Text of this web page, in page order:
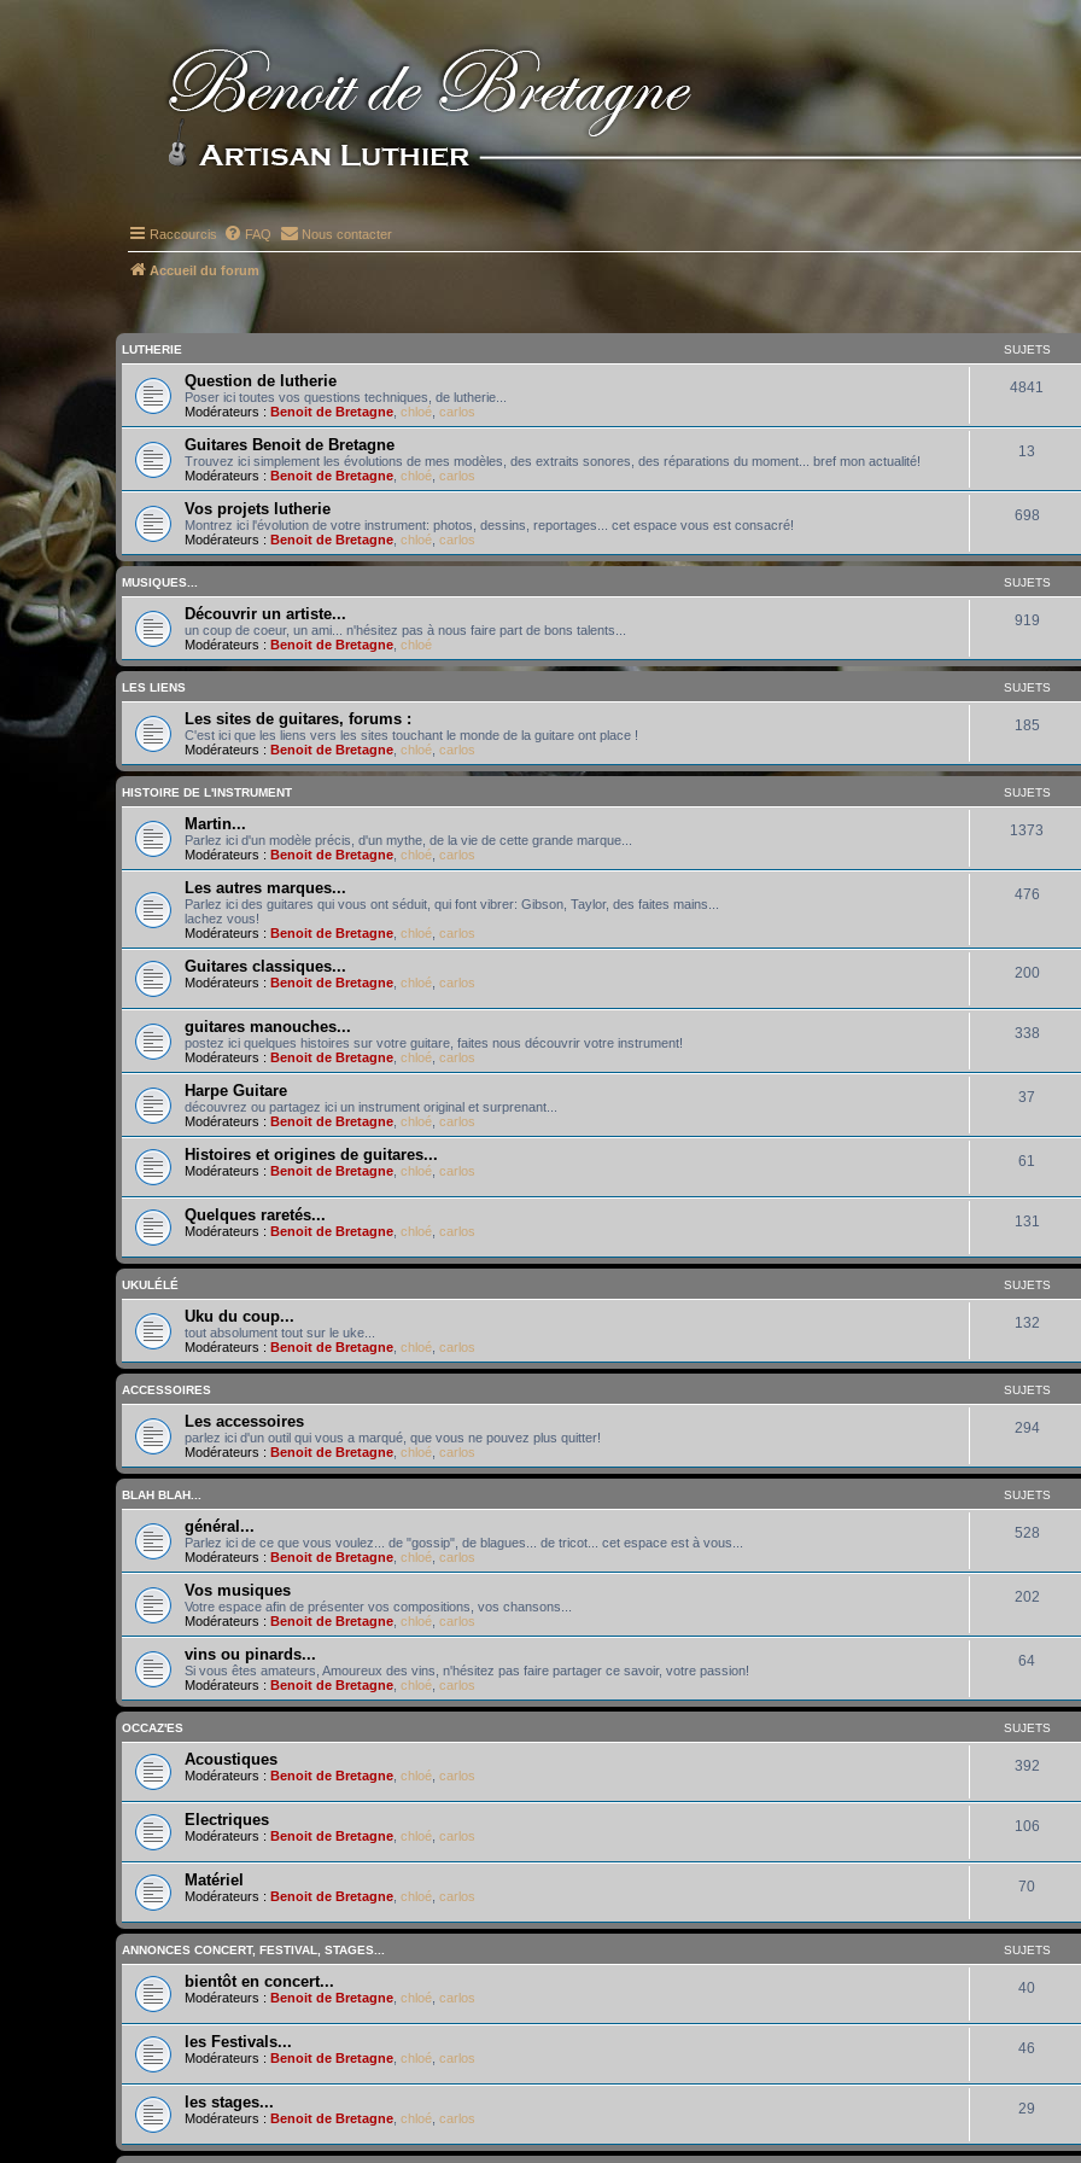
Raccourcis FAQ Nous contacter
Accueil du forum
LUTHERIE SUJETS
Question de lutherie
Poser ici toutes vos questions techniques, de lutherie...
Modérateurs : Benoit de Bretagne chloé carlos
4841
Guitares Benoit de Bretagne
Trouvez ici simplement les évolutions de mes modèles, des extraits sonores, des réparations du moment... bref mon actualité!
Modérateurs : Benoit de Bretagne chloé carlos
13
Vos projets lutherie
Montrez ici l'évolution de votre instrument: photos, dessins, reportages... cet espace vous est consacré!
Modérateurs : Benoit de Bretagne chloé carlos
698
MUSIQUES... SUJETS
Découvrir un artiste...
un coup de coeur, un ami... n'hésitez pas à nous faire part de bons talents...
Modérateurs : Benoit de Bretagne chloé
919
LES LIENS SUJETS
Les sites de guitares, forums :
C'est ici que les liens vers les sites touchant le monde de la guitare ont place !
Modérateurs : Benoit de Bretagne chloé carlos
185
HISTOIRE DE L'INSTRUMENT SUJETS
Martin...
Parlez ici d'un modèle précis, d'un mythe, de la vie de cette grande marque...
Modérateurs : Benoit de Bretagne chloé carlos
1373
Les autres marques...
Parlez ici des guitares qui vous ont séduit, qui font vibrer: Gibson, Taylor, des faites mains...
lachez vous!
Modérateurs : Benoit de Bretagne chloé carlos
476
Guitares classiques...
Modérateurs : Benoit de Bretagne chloé carlos
200
guitares manouches...
postez ici quelques histoires sur votre guitare, faites nous découvrir votre instrument!
Modérateurs : Benoit de Bretagne chloé carlos
338
Harpe Guitare
découvrez ou partagez ici un instrument original et surprenant...
Modérateurs : Benoit de Bretagne chloé carlos
37
Histoires et origines de guitares...
Modérateurs : Benoit de Bretagne chloé carlos
61
Quelques raretés...
Modérateurs : Benoit de Bretagne chloé carlos
131
UKULÉLÉ SUJETS
Uku du coup...
tout absolument tout sur le uke...
Modérateurs : Benoit de Bretagne chloé carlos
132
ACCESSOIRES SUJETS
Les accessoires
parlez ici d'un outil qui vous a marqué, que vous ne pouvez plus quitter!
Modérateurs : Benoit de Bretagne chloé carlos
294
BLAH BLAH... SUJETS
général...
Parlez ici de ce que vous voulez... de "gossip", de blagues... de tricot... cet espace est à vous...
Modérateurs : Benoit de Bretagne chloé carlos
528
Vos musiques
Votre espace afin de présenter vos compositions, vos chansons...
Modérateurs : Benoit de Bretagne chloé carlos
202
vins ou pinards...
Si vous êtes amateurs, Amoureux des vins, n'hésitez pas faire partager ce savoir, votre passion!
Modérateurs : Benoit de Bretagne chloé carlos
64
OCCAZ'ES SUJETS
Acoustiques
Modérateurs : Benoit de Bretagne chloé carlos
392
Electriques
Modérateurs : Benoit de Bretagne chloé carlos
106
Matériel
Modérateurs : Benoit de Bretagne chloé carlos
70
ANNONCES CONCERT, FESTIVAL, STAGES... SUJETS
bientôt en concert...
Modérateurs : Benoit de Bretagne chloé carlos
40
les Festivals...
Modérateurs : Benoit de Bretagne chloé carlos
46
les stages...
Modérateurs : Benoit de Bretagne chloé carlos
29